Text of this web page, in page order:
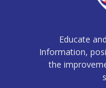
Educate
Information,
the